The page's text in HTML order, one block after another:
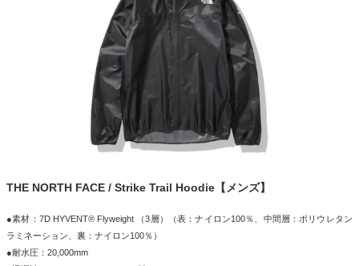
THE NORTH FACE / Strike Trail Hoodie【メンズ】
●素材：7D HYVENT® Flyweight （3層）（表：ナイロン100％、中間層：ポリウレタン
ラミネーション、裏：ナイロン100％）
●耐水圧：20,000mm